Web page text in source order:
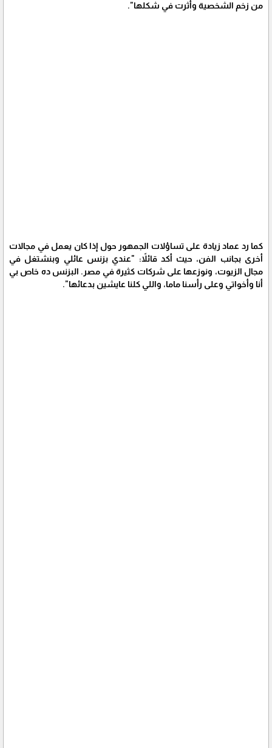
من زخم الشخصية وأثرت في شكلها".
كما رد عماد زيادة على تساؤلات الجمهور حول إذا كان يعمل في مجالات
أخرى بجانب الفن، حيث أكد قائلاً: "عندي بزنس عائلي وبنشتغل في
مجال الزيوت، ونوزعها على شركات كثيرة في مصر. البزنس ده خاص بي
أنا وأخواتي وعلى رأسنا ماما، واللي كلنا عايشين بدعائها".